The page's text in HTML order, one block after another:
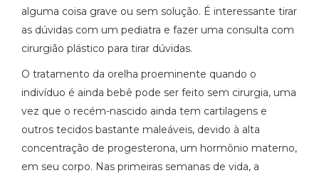
alguma coisa grave ou sem solução. É interessante tirar
as dúvidas com um pediatra e fazer uma consulta com
cirurgião plástico para tirar dúvidas.
O tratamento da orelha proeminente quando o
indivíduo é ainda bebê pode ser feito sem cirurgia, uma
vez que o recém-nascido ainda tem cartilagens e
outros tecidos bastante maleáveis, devido à alta
concentração de progesterona, um hormônio materno,
em seu corpo. Nas primeiras semanas de vida, a